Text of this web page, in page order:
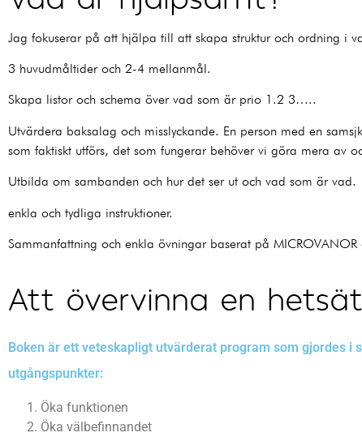
Jag fokuserar på att hjälpa till att skapa struktur och ordning i
3 huvudmåltider och 2-4 mellanmål.
Skapa listor och schema över vad som är prio 1.2 3…..
Utvärdera baksalag och misslyckande. En person med en
som faktiskt utförs, det som fungerar behöver vi göra mera av
Utbilda om sambanden och hur det ser ut och vad som är vad.
enkla och tydliga instruktioner.
Sammanfattning och enkla övningar baserat på
Att övervinna en
Boken är ett veteskapligt utvärderat program som gjordes
utgångspunkter:
Öka funktionen
Öka välbefinnandet